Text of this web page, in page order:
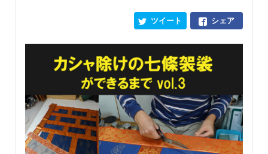
シェア
ツイート